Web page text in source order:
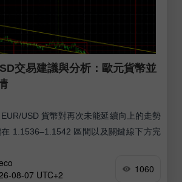
交易建議與分析：歐元貨幣並
USD 貨幣對再次未能延續向上的走勢
1.1536–1.1542 區間以及關鍵線下方完
08-07 UTC+2
1060